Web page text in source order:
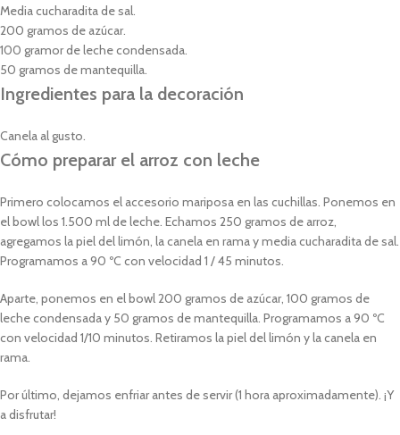
Media cucharadita de sal.
200 gramos de azúcar.
100 gramor de leche condensada.
50 gramos de mantequilla.
Ingredientes para la decoración
Canela al gusto.
Cómo preparar el arroz con leche
Primero colocamos el accesorio mariposa en las cuchillas. Ponemos en
el bowl los 1.500 ml de leche. Echamos 250 gramos de arroz,
agregamos la piel del limón, la canela en rama y media cucharadita de sal.
Programamos a 90 ºC con velocidad 1 / 45 minutos.
Aparte, ponemos en el bowl 200 gramos de azúcar, 100 gramos de
leche condensada y 50 gramos de mantequilla. Programamos a 90 ºC
con velocidad 1/10 minutos. Retiramos la piel del limón y la canela en
rama.
Por último, dejamos enfriar antes de servir (1 hora aproximadamente). ¡Y
a disfrutar!